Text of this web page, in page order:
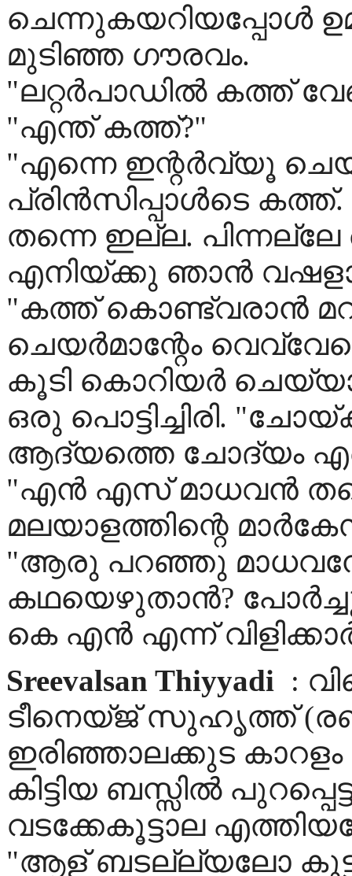
ചെന്നുകയറിയപ്പോൾ
മുടിഞ്ഞ ഗൗരവം.
"ലറ്റർപാഡിൽ കത്ത്
"എന്ത് കത്ത്?"
"എന്നെ ഇന്റർവ്യൂ
പ്രിൻസിപ്പാൾടെ
തന്നെ ഇല്ല.
എനിയ്ക്കു ഞാൻ
"കത്ത് കൊണ്ട്വരാൻ
ചെയർമാന്റേം
കൂടി കൊറിയർ
ഒരു പൊട്ടിച്ചിരി.
ആദ്യത്തെ ചോദ്യം
"എൻ എസ് മാധവൻ
മലയാളത്തിന്റെ
"ആരു പറഞ്ഞു
കഥയെഴുതാൻ?
കെ എൻ എന്ന്
Sreevalsan Thiyyadi :
ടീനെയ്ജ് സുഹൃത്ത്
ഇരിഞ്ഞാലക്കുട കാറളം
കിട്ടിയ ബസ്സില്‍
വടക്കേകൂട്ടാല
"ആള് ബടല്ല്യലോ